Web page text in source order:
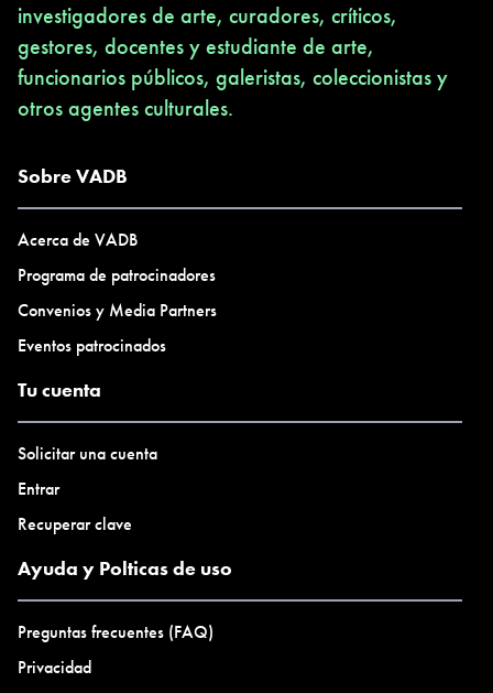
investigadores de arte, curadores, críticos,
gestores, docentes y estudiante de arte,
funcionarios públicos, galeristas, coleccionistas y
otros agentes culturales.
Sobre VADB
Acerca de VADB
Programa de patrocinadores
Convenios y Media Partners
Eventos patrocinados
Tu cuenta
Solicitar una cuenta
Entrar
Recuperar clave
Ayuda y Polticas de uso
Preguntas frecuentes (FAQ)
Privacidad